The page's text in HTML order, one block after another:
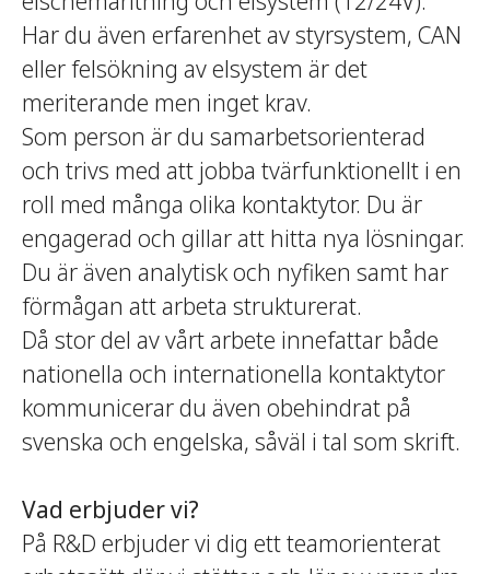
Har du även erfarenhet av styrsystem, CAN
eller felsökning av elsystem är det
meriterande men inget krav.
Som person är du samarbetsorienterad
och trivs med att jobba tvärfunktionellt i en
roll med många olika kontaktytor. Du är
engagerad och gillar att hitta nya lösningar.
Du är även analytisk och nyfiken samt har
förmågan att arbeta strukturerat.
Då stor del av vårt arbete innefattar både
nationella och internationella kontaktytor
kommunicerar du även obehindrat på
svenska och engelska, såväl i tal som skrift.
Vad erbjuder vi?
På R&D erbjuder vi dig ett teamorienterat